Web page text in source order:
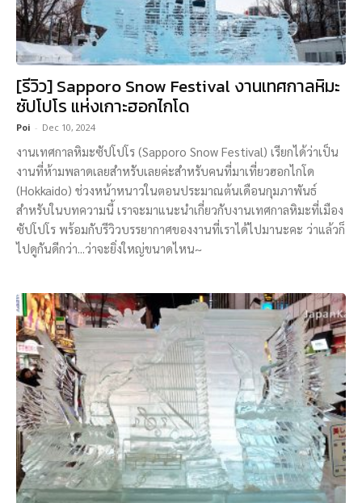
[รีวิว] Sapporo Snow Festival งานเทศกาลหิมะ
ซัปโปโร แห่งเกาะฮอกไกโด
Poi - Dec 10, 2024
งานเทศกาลหิมะซัปโปโร (Sapporo Snow Festival) เรียกได้ว่าเป็น
งานที่ห้ามพลาดเลยสำหรับเลยค่ะสำหรับคนที่มาเที่ยวฮอกไกโด
(Hokkaido) ช่วงหน้าหนาวในตอนประมาณต้นเดือนกุมภาพันธ์
สำหรับในบทความนี้ เราจะมาแนะนำเกี่ยวกับงานเทศกาลหิมะที่เมือง
ซัปโปโร พร้อมกับรีวิวบรรยากาศของงานที่เราได้ไปมานะคะ ว่าแล้วก็
ไปดูกันดีกว่า...ว่าจะยิ่งใหญ่ขนาดไหน~